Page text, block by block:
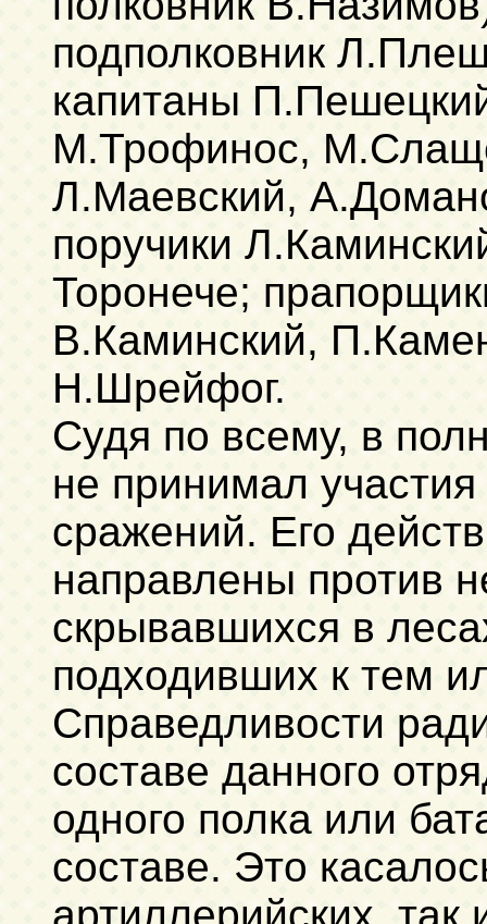
подполковник
капитаны
М.Трофинос,
Л.Маевский,
поручики
Торонече;
В.Каминский,
Н.Шрейфог.
Судя по всему, в
не принимал
сражений. Его
направлены против
скрывавшихся в
подходивших к тем
Справедливости
составе данного
одного полка или
составе. Это
артиллерийских, так